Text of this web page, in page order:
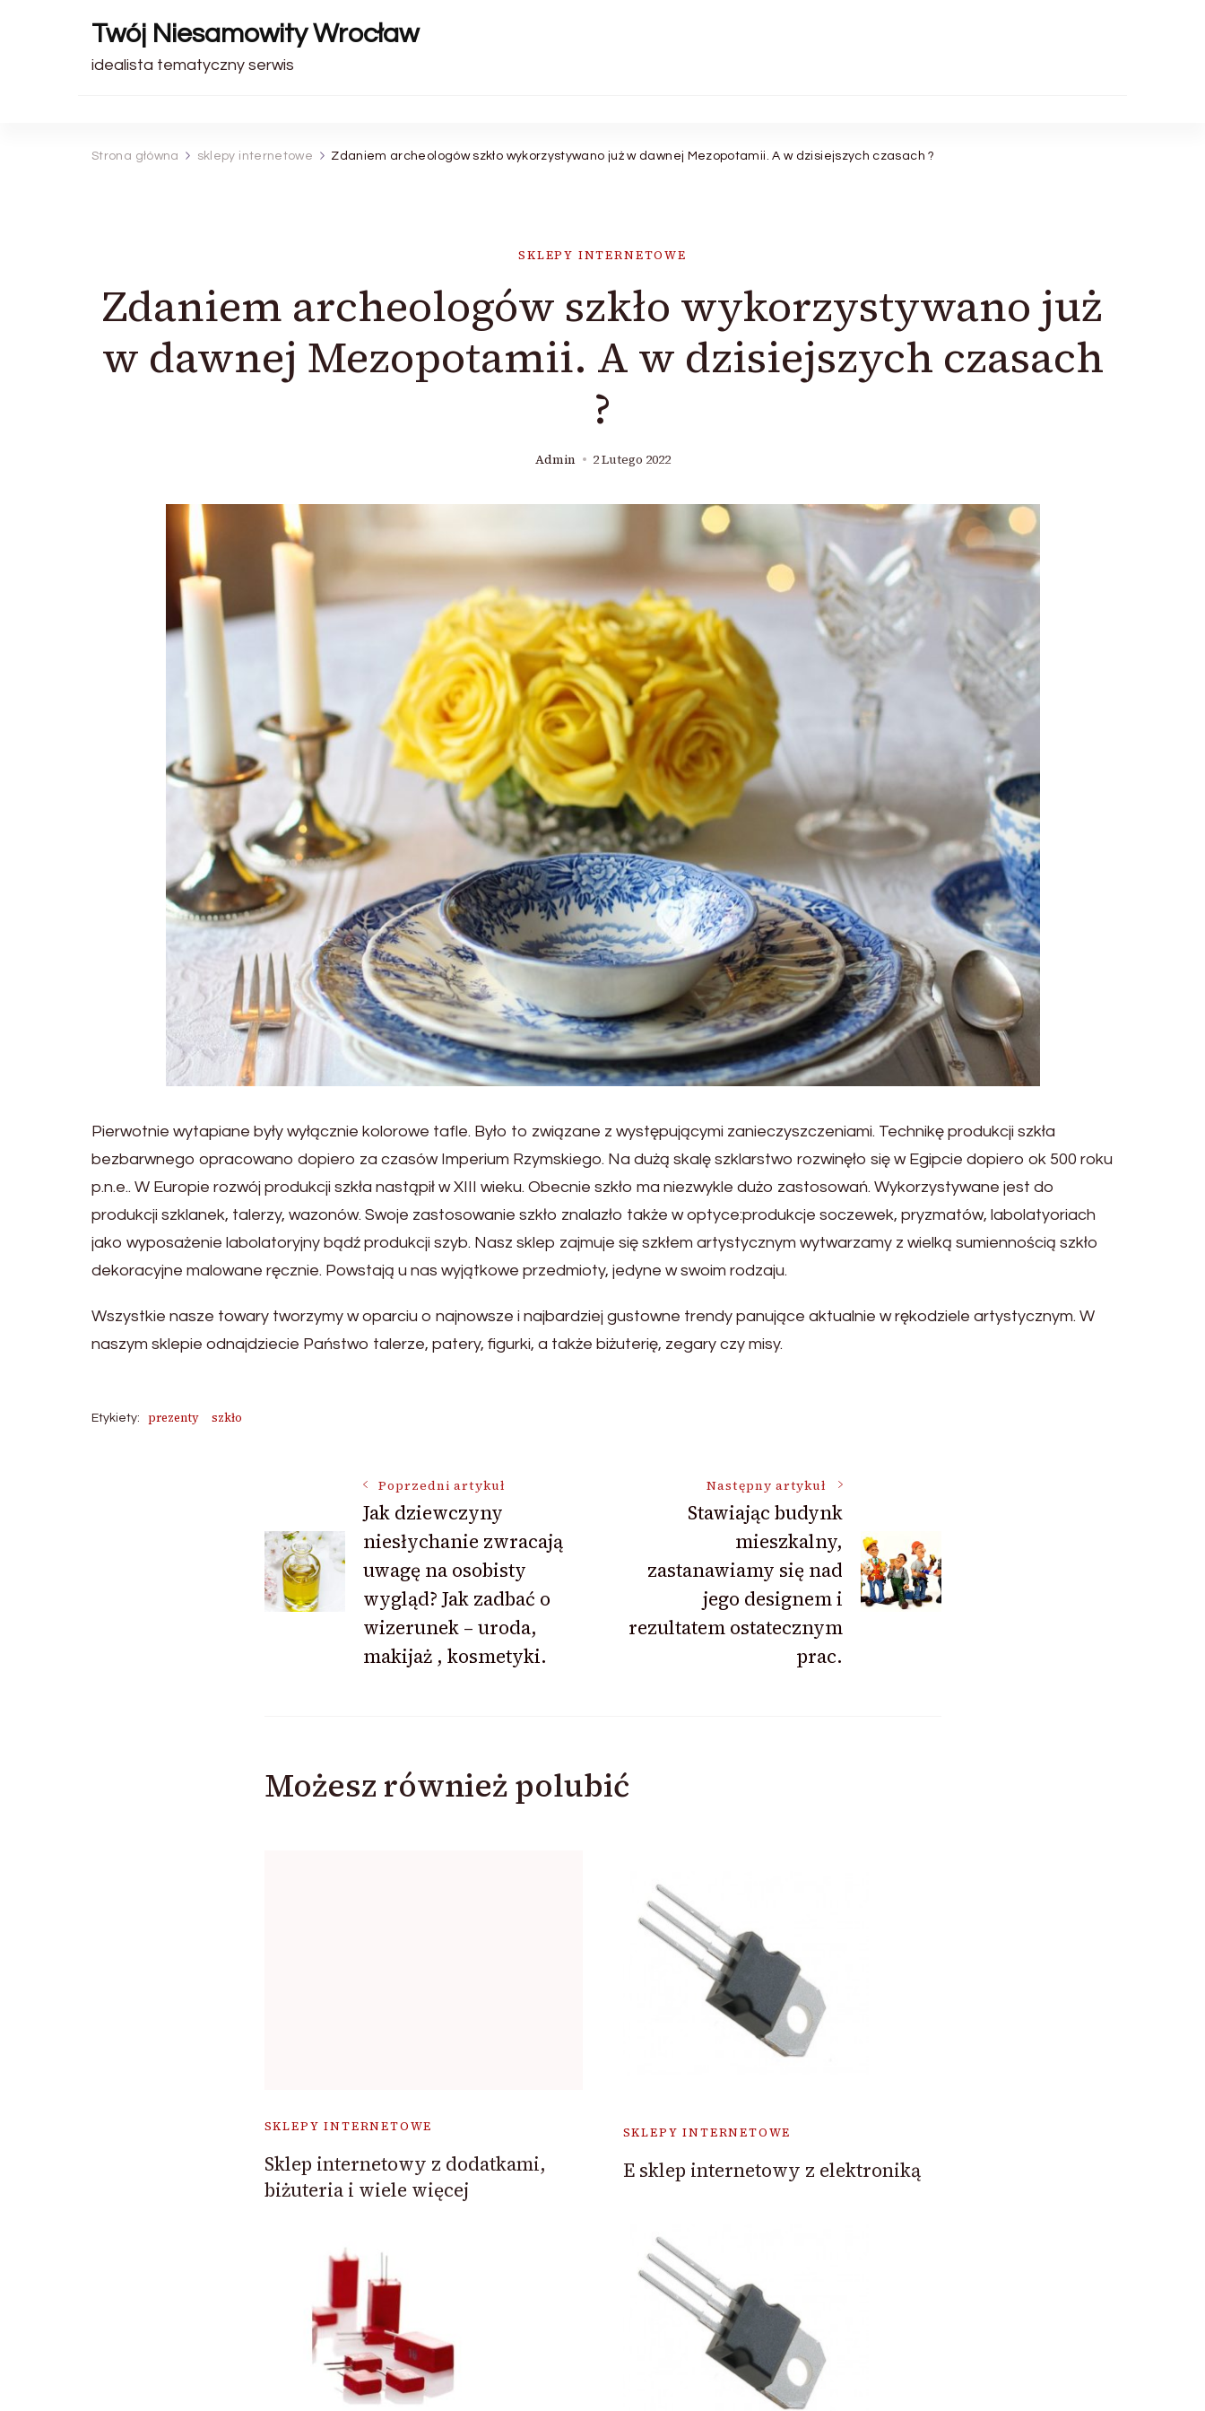
Twój Niesamowity Wrocław
idealista tematyczny serwis
Strona główna sklepy internetowe Zdaniem archeologów szkło wykorzystywano już w dawnej Mezopotamii. A w dzisiejszych czasach ?
SKLEPY INTERNETOWE
Zdaniem archeologów szkło wykorzystywano już
w dawnej Mezopotamii. A w dzisiejszych czasach
?
Admin 2 Lutego 2022
Pierwotnie wytapiane były wyłącznie kolorowe tafle. Było to związane z występującymi zanieczyszczeniami. Technikę produkcji szkła
bezbarwnego opracowano dopiero za czasów Imperium Rzymskiego. Na dużą skalę szklarstwo rozwinęło się w Egipcie dopiero ok 500 roku
p.n.e.. W Europie rozwój produkcji szkła nastąpił w XIII wieku. Obecnie szkło ma niezwykle dużo zastosowań. Wykorzystywane jest do
produkcji szklanek, talerzy, wazonów. Swoje zastosowanie szkło znalazło także w optyce:produkcje soczewek, pryzmatów, labolatyoriach
jako wyposażenie labolatoryjny bądź produkcji szyb. Nasz sklep zajmuje się szkłem artystycznym wytwarzamy z wielką sumiennością szkło
dekoracyjne malowane ręcznie. Powstają u nas wyjątkowe przedmioty, jedyne w swoim rodzaju.
Wszystkie nasze towary tworzymy w oparciu o najnowsze i najbardziej gustowne trendy panujące aktualnie w rękodziele artystycznym. W
naszym sklepie odnajdziecie Państwo talerze, patery, figurki, a także biżuterię, zegary czy misy.
Etykiety: prezenty szkło
Nawigacja
wpisu
Poprzedni artykuł
Jak dziewczyny
niesłychanie zwracają
uwagę na osobisty
wygląd? Jak zadbać o
wizerunek – uroda,
makijaż , kosmetyki.
Następny artykuł
Stawiając budynk
mieszkalny,
zastanawiamy się nad
jego designem i
rezultatem ostatecznym
prac.
Możesz również polubić
SKLEPY INTERNETOWE
Sklep internetowy z dodatkami,
biżuteria i wiele więcej
SKLEPY INTERNETOWE
E sklep internetowy z elektroniką